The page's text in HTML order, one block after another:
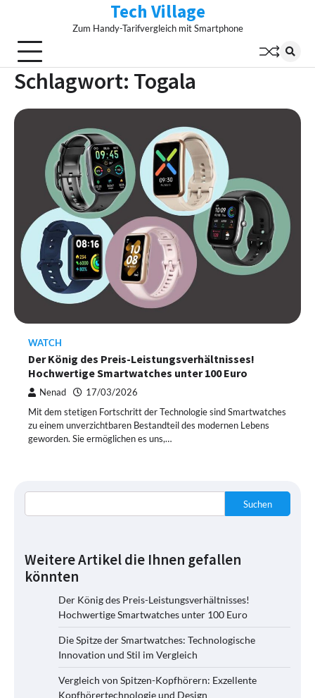
content
Tech Village
Zum Handy-Tarifvergleich mit Smartphone
Schlagwort: Togala
WATCH
Der König des Preis-Leistungsverhältnisses!
Hochwertige Smartwatches unter 100 Euro
Nenad 17/03/2026
Mit dem stetigen Fortschritt der Technologie sind Smartwatches
zu einem unverzichtbaren Bestandteil des modernen Lebens
geworden. Sie ermöglichen es uns,…
Suchen
Weitere Artikel die Ihnen gefallen
könnten
Der König des Preis-Leistungsverhältnisses!
Hochwertige Smartwatches unter 100 Euro
Die Spitze der Smartwatches: Technologische
Innovation und Stil im Vergleich
Vergleich von Spitzen-Kopfhörern: Exzellente
Kopfhörertechnologie und Design